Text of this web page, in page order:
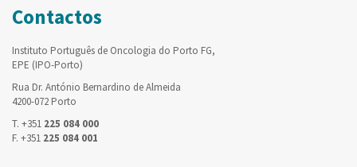
Contactos
Instituto Português de Oncologia do Porto FG,
EPE (IPO-Porto)
Rua Dr. António Bernardino de Almeida
4200-072 Porto
T. +351 225 084 000
F. +351 225 084 001